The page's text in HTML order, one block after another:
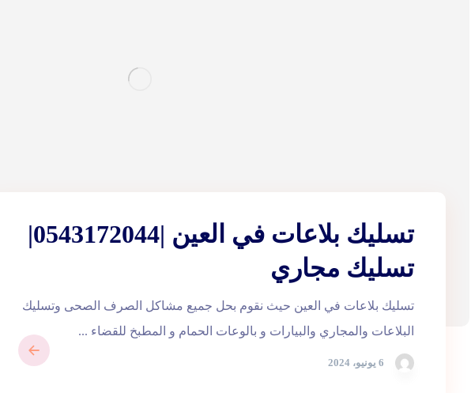
تسليك بلاعات في العين |0543172044|
تسليك مجاري
6 يونيو، 2024
تسليك بلاعات في العين حيث نقوم بحل جميع مشاكل الصرف الصحى وتسليك
البلاعات والمجاري والبيارات و بالوعات الحمام و المطبخ للقضاء ...